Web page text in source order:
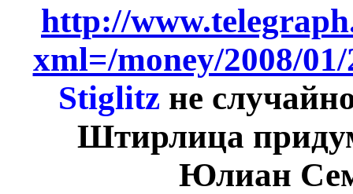
http://
xml=/money/2008/
Stiglitz не
Штирлица
Юлиан